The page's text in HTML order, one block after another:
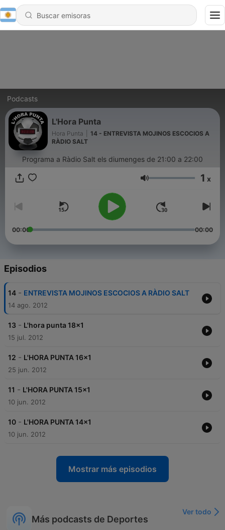
Podcasts
L'Hora Punta
Hora Punta
14 - ENTREVISTA MOJINOS ESCOCIOS A
RÀDIO SALT
Programa a Ràdio Salt els diumenges de 21:00 a 22:00
Volumen 1 x
00:00 00:00
Episodios
14 - ENTREVISTA MOJINOS ESCOCIOS A RÀDIO SALT
14 ago. 2012
13 - L'hora punta 18x1
15 jul. 2012
12 - L'HORA PUNTA 16x1
25 jun. 2012
11 - L'HORA PUNTA 15x1
10 jun. 2012
10 - L'HORA PUNTA 14x1
10 jun. 2012
Mostrar más episodios
Más podcasts de Deportes
Ver todo